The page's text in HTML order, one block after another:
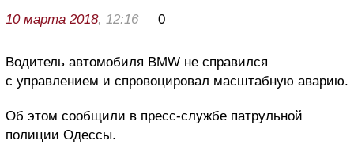
10 марта 2018, 12:16 0
Водитель автомобиля BMW не справился
с управлением и спровоцировал масштабную аварию.
Об этом сообщили в пресс-службе патрульной
полиции Одессы.